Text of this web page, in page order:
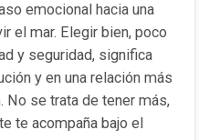
emocional hacia una
el mar. Elegir bien, poco
y seguridad, significa
y en una relación más
No se trata de tener más,
te acompaña bajo el